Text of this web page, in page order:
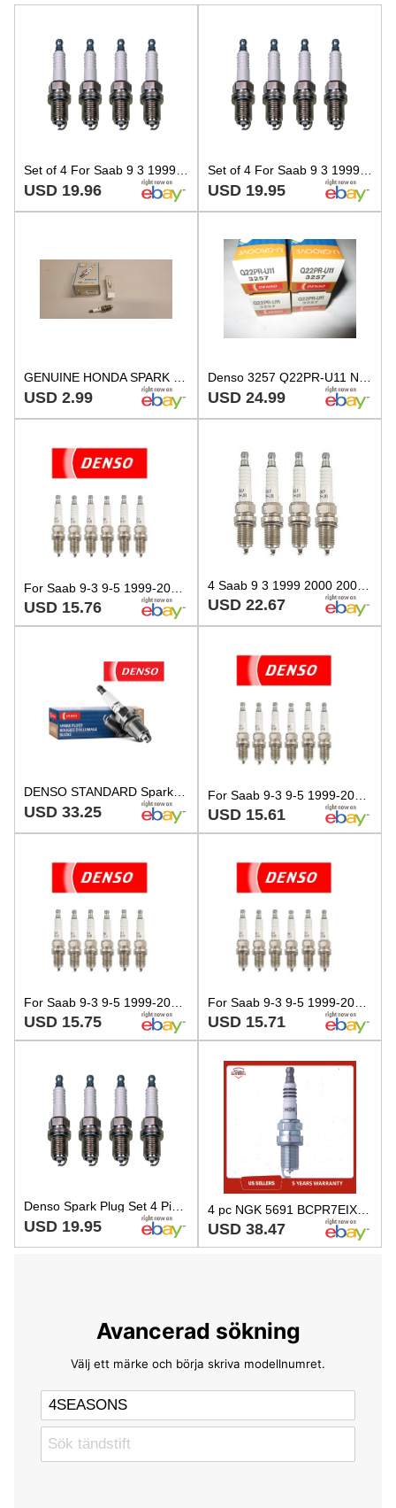
Set of 4 For Saab 9 3 1999 2000 2002 Spark Plugs Denso Q22PRU11
USD 19.96 USD 19.95
USD 2.99 USD 24.99
For Saab 9-3 9-5 1999-2005 Set Of 6 Spark Plugs Denso Regular Resistor Q22PR U11
USD 15.76 USD 22.67
DENSO STANDARD Spark Plugs Q22PRU11 3257 Set of 4
USD 33.25 USD 15.61
For Saab 9-3 9-5 1999-2005 Set Of 6 Spark Plugs Denso Regular Resistor Q22PR U11
USD 15.75 USD 15.71
Denso Spark Plug Set 4 Pieces U-Groove Conventional Gap 0.044
USD 19.95 USD 38.47
Avancerad sökning
Välj ett märke och börja skriva modellnumret.